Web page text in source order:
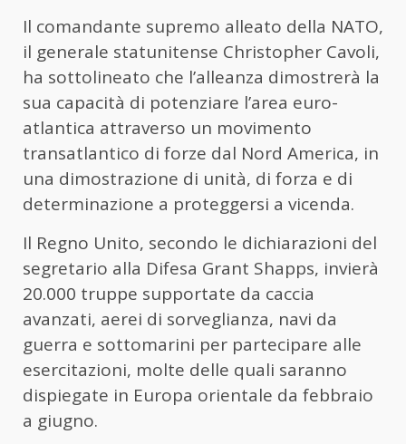
Il comandante supremo alleato della NATO,
il generale statunitense Christopher Cavoli,
ha sottolineato che l’alleanza dimostrerà la
sua capacità di potenziare l’area euro-
atlantica attraverso un movimento
transatlantico di forze dal Nord America, in
una dimostrazione di unità, di forza e di
determinazione a proteggersi a vicenda.
Il Regno Unito, secondo le dichiarazioni del
segretario alla Difesa Grant Shapps, invierà
20.000 truppe supportate da caccia
avanzati, aerei di sorveglianza, navi da
guerra e sottomarini per partecipare alle
esercitazioni, molte delle quali saranno
dispiegate in Europa orientale da febbraio
a giugno.